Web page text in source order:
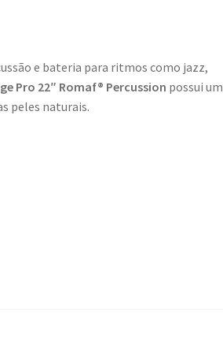
e bateria para ritmos como jazz,
Pro 22″ Romaf® Percussion possui um
peles naturais.